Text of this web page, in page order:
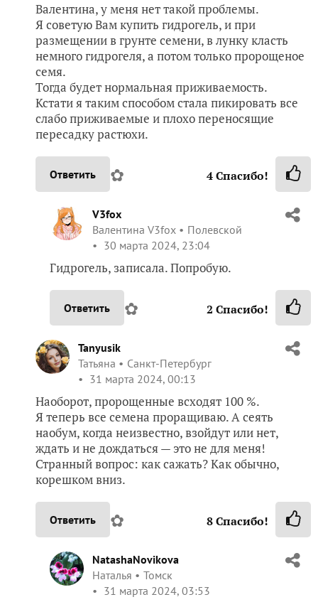
Валентина, у меня нет такой проблемы.
Я советую Вам купить гидрогель, и при
размещении в грунте семени, в лунку класть
немного гидрогеля, а потом только пророщеное
семя.
Тогда будет нормальная приживаемость.
Кстати я таким способом стала пикировать все
слабо приживаемые и плохо переносящие
пересадку растюхи.
Ответить ✿ 4Спасибо!
V3fox
Валентина V3fox
Полевской
30 марта 2024, 23:04
Гидрогель, записала. Попробую.
Ответить ✿ 2 Спасибо!
Tanyusik
Татьяна
Санкт-Петербург
31 марта 2024, 00:13
Наоборот, пророщенные всходят 100 %.
Я теперь все семена проращиваю. А сеять
наобум, когда неизвестно, взойдут или нет,
ждать и не дождаться — это не для меня!
Странный вопрос: как сажать? Как обычно,
корешком вниз.
Ответить ✿ 8Спасибо!
NatashaNovikova
Наталья
Томск
31 марта 2024, 03:53